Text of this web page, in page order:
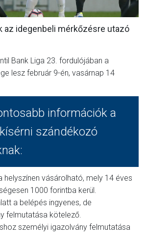
ÉLMÉNYEK
AKKREDITÁCIÓ
az idegenbeli mérkőzésre utazó
Bank Liga 23. fordulójában a
lesz február 9-én, vasárnap 14
információk a
szándékozó
helyszínen vásárolható, mely 14 éves
1000 forintba kerül.
a belépés ingyenes, de
felmutatása kötelező.
személyi igazolvány felmutatása